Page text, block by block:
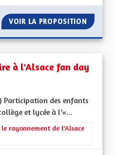
VOIR LA PROPOSITION
à l'Alsace fan day
Participation des enfants
et lycée à l’«...
: La Culture, l'Education et
rayonnement de l'Alsace